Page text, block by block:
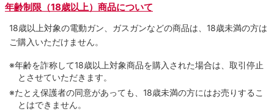
年齢制限（18歳以上）商品について
18歳以上対象の電動ガン、ガスガンなどの商品は、18歳未満の方は
ご購入いただけません。
※年齢を詐称して18歳以上対象商品を購入された場合は、取引停止
とさせていただきます。
※たとえ保護者の同意があっても、18歳未満の方にはお売りするこ
とはできません。